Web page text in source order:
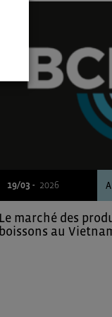
19/03 - 2026
Le marché des
boissons au